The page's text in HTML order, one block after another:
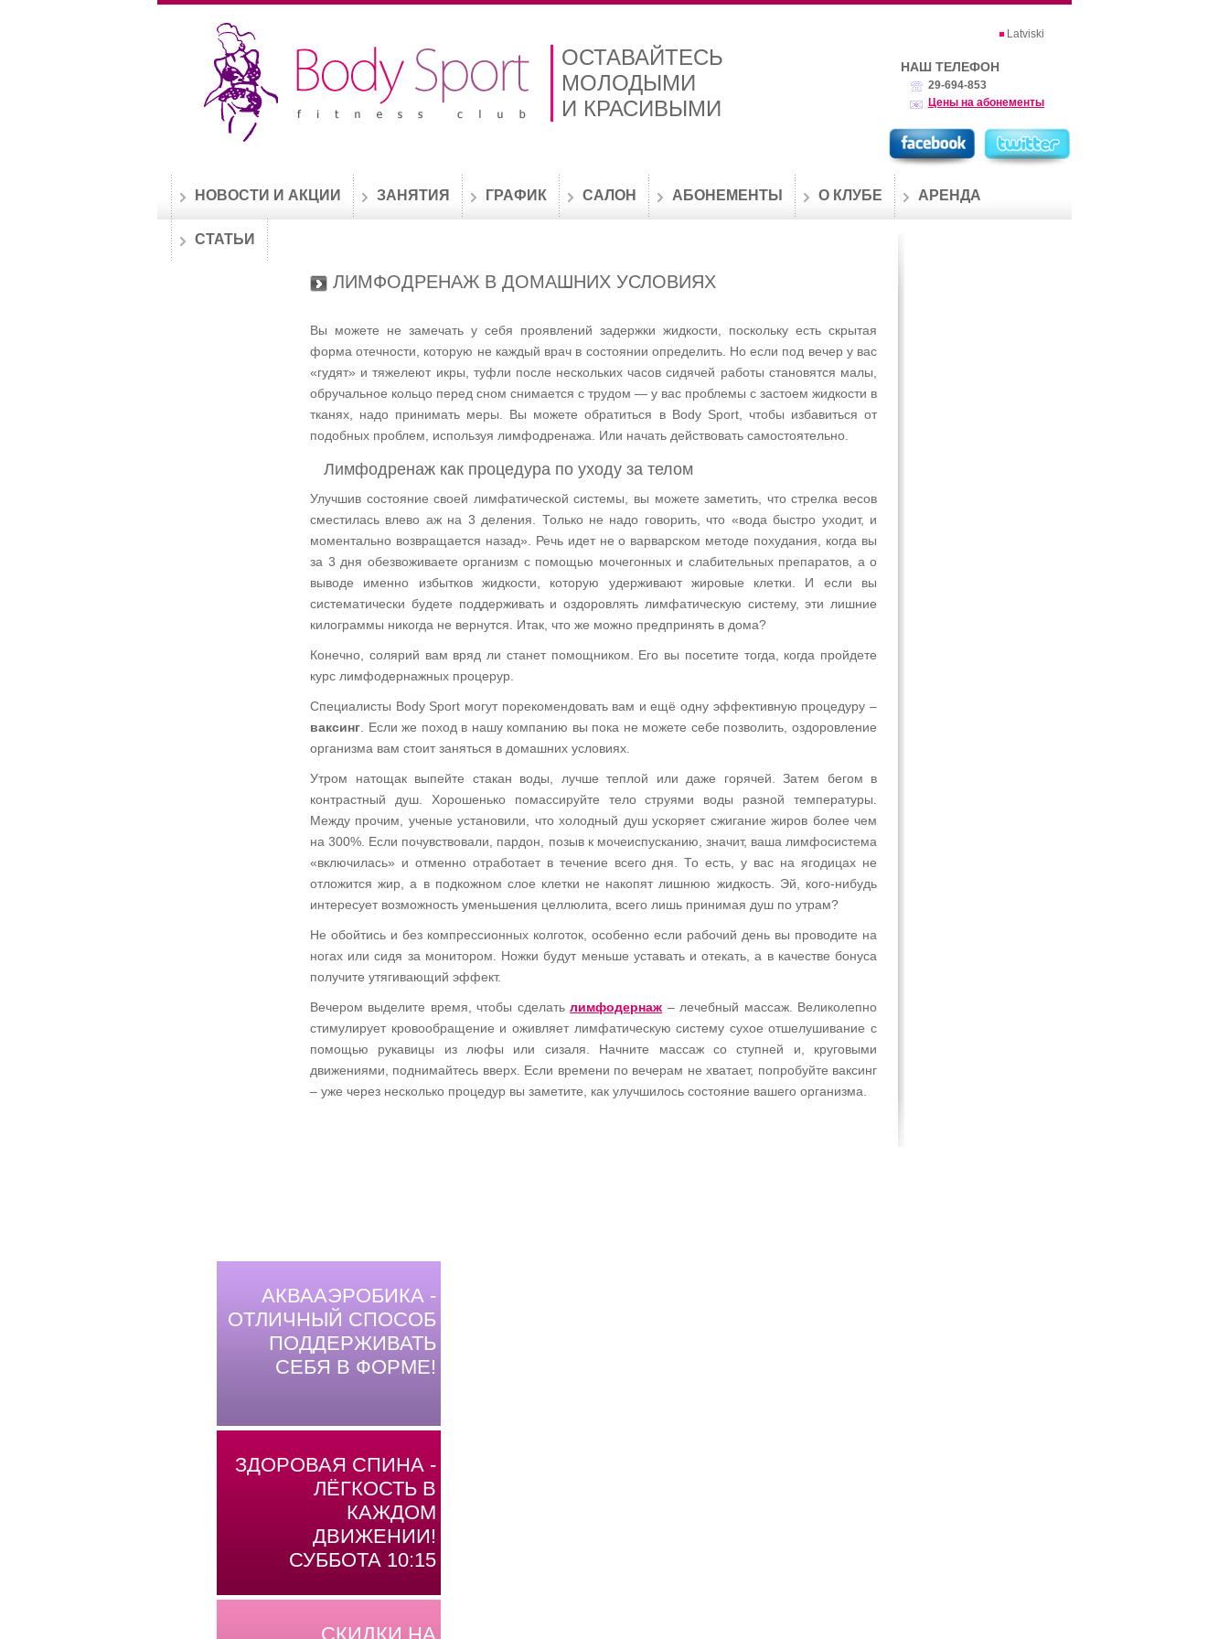
ОСТАВАЙТЕСЬ
МОЛОДЫМИ
И КРАСИВЫМИ
Latviski
НАШ ТЕЛЕФОН
29-694-853
Цены на абонементы
НОВОСТИ И АКЦИИ ЗАНЯТИЯ ГРАФИК САЛОН АБОНЕМЕНТЫ О КЛУБЕ АРЕНДА
СТАТЬИ
ЛИМФОДРЕНАЖ В ДОМАШНИХ УСЛОВИЯХ
Вы можете не замечать у себя проявлений задержки жидкости, поскольку есть скрытая
форма отечности, которую не каждый врач в состоянии определить. Но если под вечер у вас
«гудят» и тяжелеют икры, туфли после нескольких часов сидячей работы становятся малы,
обручальное кольцо перед сном снимается с трудом — у вас проблемы с застоем жидкости в
тканях, надо принимать меры. Вы можете обратиться в Body Sport, чтобы избавиться от
подобных проблем, используя лимфодренажа. Или начать действовать самостоятельно.
Лимфодренаж как процедура по уходу за телом
Улучшив состояние своей лимфатической системы, вы можете заметить, что стрелка весов
сместилась влево аж на 3 деления. Только не надо говорить, что «вода быстро уходит, и
моментально возвращается назад». Речь идет не о варварском методе похудания, когда вы
за 3 дня обезвоживаете организм с помощью мочегонных и слабительных препаратов, а о
выводе именно избытков жидкости, которую удерживают жировые клетки. И если вы
систематически будете поддерживать и оздоровлять лимфатическую систему, эти лишние
килограммы никогда не вернутся. Итак, что же можно предпринять в дома?
Конечно, солярий вам вряд ли станет помощником. Его вы посетите тогда, когда пройдете
курс лимфодернажных процерур.
Специалисты Body Sport могут порекомендовать вам и ещё одну эффективную процедуру –
ваксинг . Если же поход в нашу компанию вы пока не можете себе позволить, оздоровление
организма вам стоит заняться в домашних условиях.
Утром натощак выпейте стакан воды, лучше теплой или даже горячей. Затем бегом в
контрастный душ. Хорошенько помассируйте тело струями воды разной температуры.
Между прочим, ученые установили, что холодный душ ускоряет сжигание жиров более чем
на 300%. Если почувствовали, пардон, позыв к мочеиспусканию, значит, ваша лимфосистема
«включилась» и отменно отработает в течение всего дня. То есть, у вас на ягодицах не
отложится жир, а в подкожном слое клетки не накопят лишнюю жидкость. Эй, кого-нибудь
интересует возможность уменьшения целлюлита, всего лишь принимая душ по утрам?
Не обойтись и без компрессионных колготок, особенно если рабочий день вы проводите на
ногах или сидя за монитором. Ножки будут меньше уставать и отекать, а в качестве бонуса
получите утягивающий эффект.
Вечером выделите время, чтобы сделатьлимфодернаж – лечебный массаж. Великолепно
стимулирует кровообращение и оживляет лимфатическую систему сухое отшелушивание с
помощью рукавицы из люфы или сизаля. Начните массаж со ступней и, круговыми
движениями, поднимайтесь вверх. Если времени по вечерам не хватает, попробуйте ваксинг
– уже через несколько процедур вы заметите, как улучшилось состояние вашего организма.
АКВААЭРОБИКА -
ОТЛИЧНЫЙ СПОСОБ
ПОДДЕРЖИВАТЬ
СЕБЯ В ФОРМЕ!
ЗДОРОВАЯ СПИНА -
ЛЁГКОСТЬ В
КАЖДОМ
ДВИЖЕНИИ!
СУББОТА 10:15
СКИДКИ НА